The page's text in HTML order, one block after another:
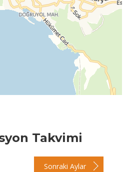
Takvimi
Sonraki Aylar